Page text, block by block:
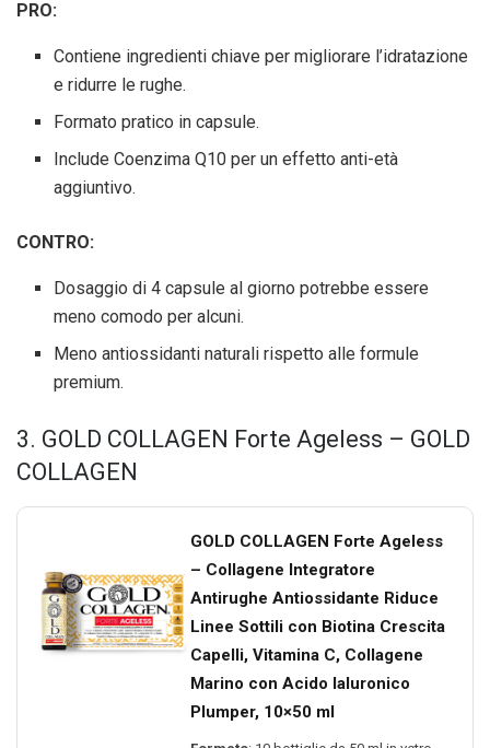
PRO:
Contiene ingredienti chiave per migliorare l’idratazione
e ridurre le rughe.
Formato pratico in capsule.
Include Coenzima Q10 per un effetto anti-età
aggiuntivo.
CONTRO:
Dosaggio di 4 capsule al giorno potrebbe essere
meno comodo per alcuni.
Meno antiossidanti naturali rispetto alle formule
premium.
3. GOLD COLLAGEN Forte Ageless – GOLD
COLLAGEN
GOLD COLLAGEN Forte Ageless
– Collagene Integratore
Antirughe Antiossidante Riduce
Linee Sottili con Biotina Crescita
Capelli, Vitamina C, Collagene
Marino con Acido Ialuronico
Plumper, 10×50 ml